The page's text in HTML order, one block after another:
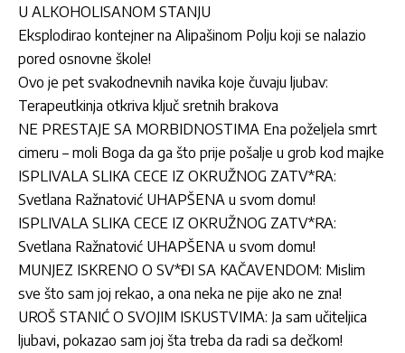
U ALKOHOLISANOM STANJU
Eksplodirao kontejner na Alipašinom Polju koji se nalazio
pored osnovne škole!
Ovo je pet svakodnevnih navika koje čuvaju ljubav:
Terapeutkinja otkriva ključ sretnih brakova
NE PRESTAJE SA MORBIDNOSTIMA Ena poželjela smrt
cimeru – moli Boga da ga što prije pošalje u grob kod majke
ISPLIVALA SLIKA CECE IZ OKRUŽNOG ZATV*RA:
Svetlana Ražnatović UHAPŠENA u svom domu!
ISPLIVALA SLIKA CECE IZ OKRUŽNOG ZATV*RA:
Svetlana Ražnatović UHAPŠENA u svom domu!
MUNJEZ ISKRENO O SV*ĐI SA KAČAVENDOM: Mislim
sve što sam joj rekao, a ona neka ne pije ako ne zna!
UROŠ STANIĆ O SVOJIM ISKUSTVIMA: Ja sam učiteljica
ljubavi, pokazao sam joj šta treba da radi sa dečkom!